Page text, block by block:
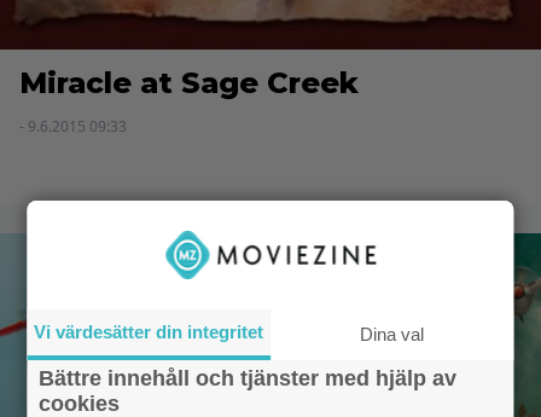
Miracle at Sage Creek
- 9.6.2015 09:33
Vi värdesätter din integritet Dina val
Bättre innehåll och tjänster med hjälp av
cookies